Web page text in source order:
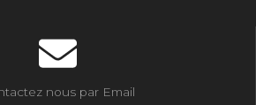
nous par Email